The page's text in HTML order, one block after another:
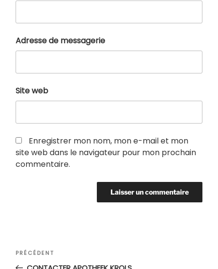
Adresse de messagerie
Site web
Enregistrer mon nom, mon e-mail et mon
site web dans le navigateur pour mon prochain
commentaire.
Navigation
Article
précédent
PRÉCÉDENT